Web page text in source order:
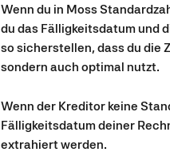
Wenn du in Moss
du das Fälligkeitsdatum und
so sicherstellen, dass du die
sondern auch optimal nutzt.
Wenn der Kreditor keine
Fälligkeitsdatum deiner
extrahiert werden.